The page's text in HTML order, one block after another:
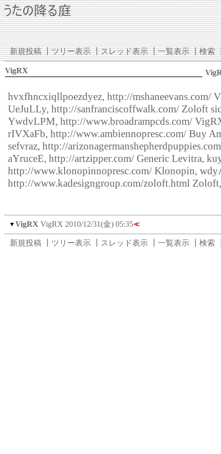
新規投稿┃ツリー表示┃スレッド表示┃一覧表示┃検索
VigRX
hvxfhncxiqllpoezdyez, http://mshaneevans.com/
UeJuLLy, http://sanfranciscoffwalk.com/ Zoloft
YwdvLPM, http://www.broadrampcds.com/
rIVXaFb, http://www.ambiennopresc.com/ Buy
sefvraz, http://
aYruceE, http://artzipper.com/ Generic Levitra,
http://www.klonopinnopresc.com/ Klonopin,
http://www.kadesigngroup.com/zoloft.html
▼ VigRX VigRX 2010/12/31(金) 05:35≪
新規投稿 ツリー表示 スレッド表示 一覧表示 検索